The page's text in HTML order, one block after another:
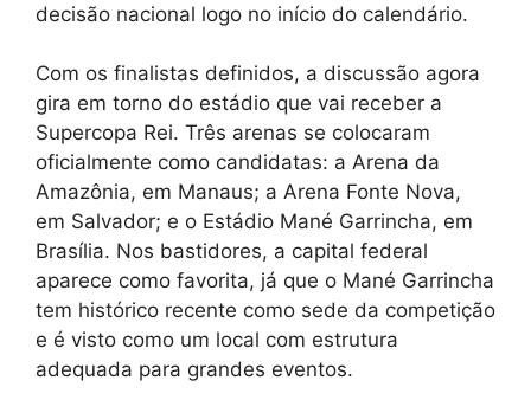
decisão nacional logo no início do calendário.
Com os finalistas definidos, a discussão agora
gira em torno do estádio que vai receber a
Supercopa Rei. Três arenas se colocaram
oficialmente como candidatas: a Arena da
Amazônia, em Manaus; a Arena Fonte Nova,
em Salvador; e o Estádio Mané Garrincha, em
Brasília. Nos bastidores, a capital federal
aparece como favorita, já que o Mané Garrincha
tem histórico recente como sede da competição
e é visto como um local com estrutura
adequada para grandes eventos.